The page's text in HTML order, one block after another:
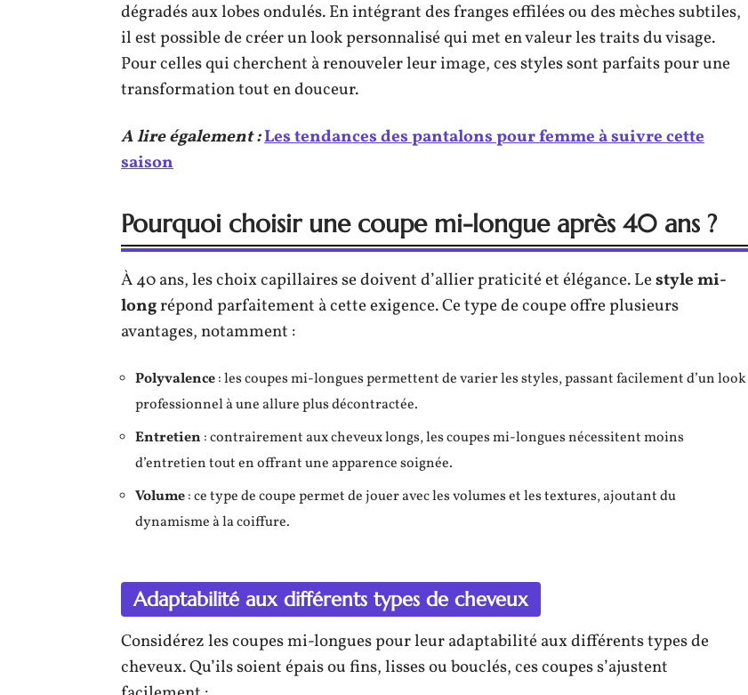
dégradés aux lobes ondulés. En intégrant des franges effilées ou des mèches subtiles,
il est possible de créer un look personnalisé qui met en valeur les traits du visage.
Pour celles qui cherchent à renouveler leur image, ces styles sont parfaits pour une
transformation tout en douceur.
A lire également :Les tendances des pantalons pour femme à suivre cette
saison
Pourquoi choisir une coupe mi-longue après 40 ans ?
À 40 ans, les choix capillaires se doivent d’allier praticité et élégance. Lestyle mi-
longrépond parfaitement à cette exigence. Ce type de coupe offre plusieurs
avantages, notamment :
Polyvalence: les coupes mi-longues permettent de varier les styles, passant facilement d’un look
professionnel à une allure plus décontractée.
Entretien : contrairement aux cheveux longs, les coupes mi-longues nécessitent moins
d’entretien tout en offrant une apparence soignée.
Volume: ce type de coupe permet de jouer avec les volumes et les textures, ajoutant du
dynamisme à la coiffure.
Adaptabilité aux différents types de cheveux
Considérez les coupes mi-longues pour leur adaptabilité aux différents types de
cheveux. Qu’ils soient épais ou fins, lisses ou bouclés, ces coupes s’ajustent